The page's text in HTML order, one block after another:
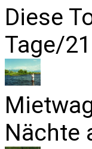
Diese
Tage/
Nächte